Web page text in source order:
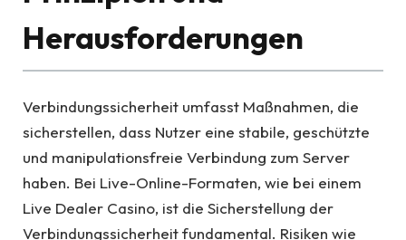
Herausforderungen
Verbindungssicherheit umfasst Maßnahmen, die
sicherstellen, dass Nutzer eine stabile, geschützte
und manipulationsfreie Verbindung zum Server
haben. Bei Live-Online-Formaten, wie bei einem
Live Dealer Casino, ist die Sicherstellung der
Verbindungssicherheit fundamental. Risiken wie